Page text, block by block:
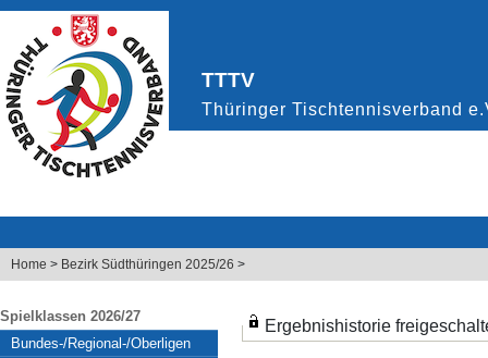
Home > Bezirk Südthüringen 2025/26 >
Spielklassen 2026/27
Bundes-/Regional-/Oberligen
Ergebnishistorie